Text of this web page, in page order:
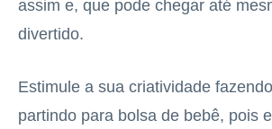
assim e, que pode chegar até
divertido.
Estimule a sua criatividade
partindo para bolsa de bebê, pois